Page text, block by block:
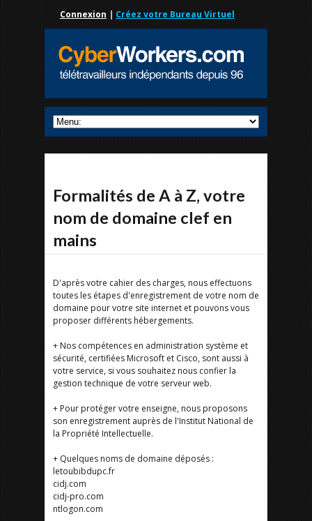
Connexion | Créez votre Bureau Virtuel
Formalités de A à Z, votre
nom de domaine clef en
mains
D'après votre cahier des charges, nous effectuons
toutes les étapes d'enregistrement de votre nom de
domaine pour votre site internet et pouvons vous
proposer différents hébergements.
+ Nos compétences en administration système et
sécurité, certifiées Microsoft et Cisco, sont aussi à
votre service, si vous souhaitez nous confier la
gestion technique de votre serveur web.
+ Pour protéger votre enseigne, nous proposons
son enregistrement auprès de l'Institut National de
la Propriété Intellectuelle.
+ Quelques noms de domaine déposés :
letoubibdupc.fr
cidj.com
cidj-pro.com
ntlogon.com